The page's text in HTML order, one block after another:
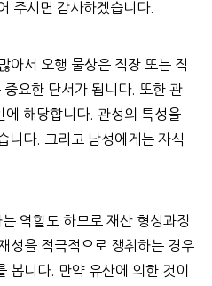
주시면 감사하겠습니다.
아서 오행 물상은 직장 또는 직
요한 단서가 됩니다. 또한 관
에 해당합니다. 관성의 특성을
니다. 그리고 남성에게는 자식
역할도 하므로 재산 형성과정
성을 적극적으로 쟁취하는 경우
봅니다. 만약 유산에 의한 것이